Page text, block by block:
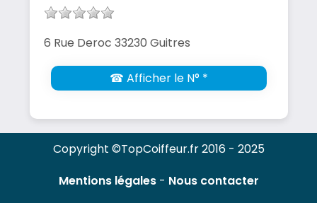
6 Rue Deroc 33230 Guitres
☎ Afficher le N° *
Copyright ©TopCoiffeur.fr 2016 - 2025
Mentions légales- Nous contacter